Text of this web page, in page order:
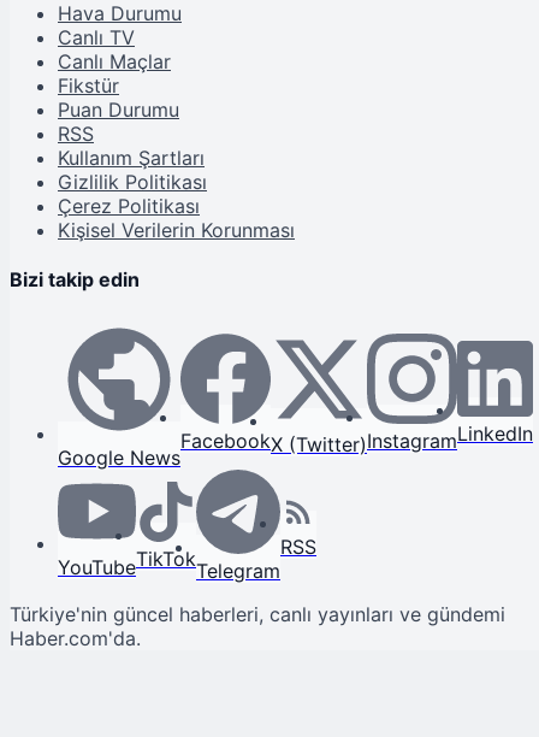
Hava Durumu
Canlı TV
Canlı Maçlar
Fikstür
Puan Durumu
RSS
Kullanım Şartları
Gizlilik Politikası
Çerez Politikası
Kişisel Verilerin Korunması
Bizi takip edin
Google News
FacebookX (Twitter)InstagramLinkedIn
YouTubeTikTokTelegram
RSS
Türkiye'nin güncel haberleri, canlı yayınları ve gündemi
Haber.com'da.